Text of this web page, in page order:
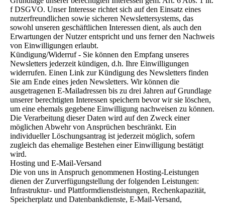
f DSGVO. Unser Interesse richtet sich auf den Einsatz eines
nutzerfreundlichen sowie sicheren Newslettersystems, das
sowohl unseren geschäftlichen Interessen dient, als auch den
Erwartungen der Nutzer entspricht und uns ferner den Nachweis
von Einwilligungen erlaubt.
Kündigung/Widerruf - Sie können den Empfang unseres
Newsletters jederzeit kündigen, d.h. Ihre Einwilligungen
widerrufen. Einen Link zur Kündigung des Newsletters finden
Sie am Ende eines jeden Newsletters. Wir können die
ausgetragenen E-Mailadressen bis zu drei Jahren auf Grundlage
unserer berechtigten Interessen speichern bevor wir sie löschen,
um eine ehemals gegebene Einwilligung nachweisen zu können.
Die Verarbeitung dieser Daten wird auf den Zweck einer
möglichen Abwehr von Ansprüchen beschränkt. Ein
individueller Löschungsantrag ist jederzeit möglich, sofern
zugleich das ehemalige Bestehen einer Einwilligung bestätigt
wird.
Hosting und E-Mail-Versand
Die von uns in Anspruch genommenen Hosting-Leistungen
dienen der Zurverfügungstellung der folgenden Leistungen:
Infrastruktur- und Plattformdienstleistungen, Rechenkapazität,
Speicherplatz und Datenbankdienste, E-Mail-Versand,